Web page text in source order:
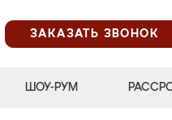
ЗАКАЗАТЬ ЗВОНОК
ШОУ-РУМ